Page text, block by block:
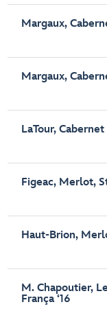
Margaux,
Margaux,
LaTour,
Figeac, Merlot,
Haut-Brion,
M. Chapoutier,
França ‘16